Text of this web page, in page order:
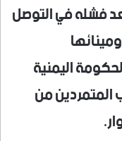
فشله في التوصل
اليمنية
من